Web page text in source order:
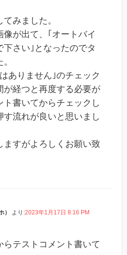
みました。
像が出て、｢オートバイ
さい｣となったのでタ
ありません｣のチェック
が経つと再度する必要が
ト書いてからチェックし
す流れが良いと思いまし
ますがよろしくお願い致
） より:2023年1月17日 8:16 PM
らテストコメント書いて